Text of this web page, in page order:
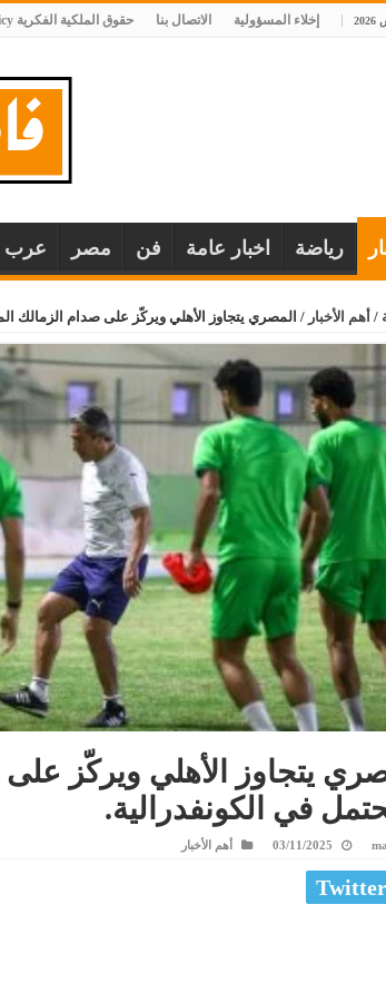
إخلاء المسؤولية الاتصال بنا حقوق الملكية الفكرية DMCA Policy
رياضة اخبار عامة فن مصر عرب
/ أهم الأخبار / المصري يتجاوز الأهلي ويركّز على صدام الزمالك
يتجاوز الأهلي ويركّز
في الكونفدرالية.
03/11/2025 أهم الأخبار
Twitter